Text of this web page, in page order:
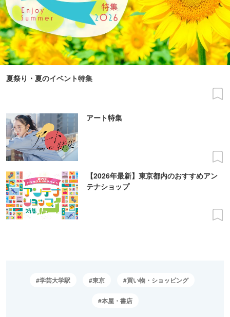
夏祭り・夏のイベント特集
アート特集
【2026年最新】東京都内のおすすめアン
テナショップ
学芸大学駅 東京 買い物・ショッピング
本屋・書店